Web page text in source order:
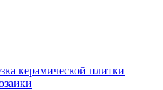
керамической плитки